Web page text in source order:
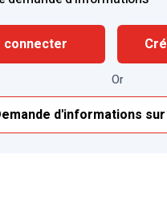
connecter
Or
d'informations